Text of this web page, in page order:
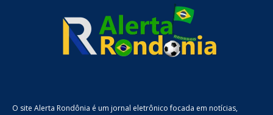
O site Alerta Rondônia é um jornal eletrônico focada em notícias,